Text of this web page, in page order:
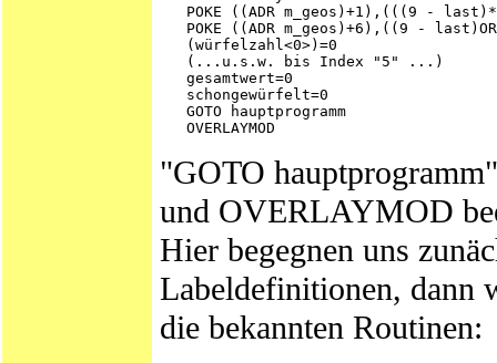
POKE ((ADR m_geos)+1),(((9 -
POKE ((ADR m_geos)+6),((9 -
   (würfelzahl<0>)=0
   (...u.s.w. bis Index "5" ...)
   gesamtwert=0
   schongewürfelt=0
   GOTO hauptprogramm
"GOTO
und OVERLAYMOD
Hier begegnen uns
Labeldefinitionen, dann
die bekannten Routinen: